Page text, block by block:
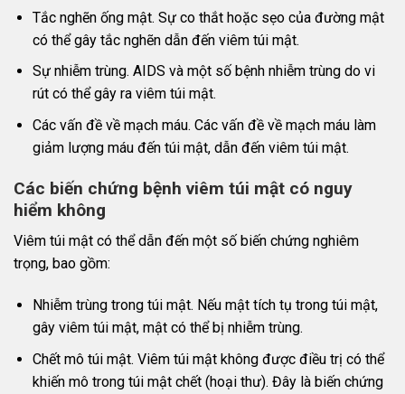
Tắc nghẽn ống mật. Sự co thắt hoặc sẹo của đường mật
có thể gây tắc nghẽn dẫn đến viêm túi mật.
Sự nhiễm trùng. AIDS và một số bệnh nhiễm trùng do vi
rút có thể gây ra viêm túi mật.
Các vấn đề về mạch máu. Các vấn đề về mạch máu làm
giảm lượng máu đến túi mật, dẫn đến viêm túi mật.
Các biến chứng bệnh viêm túi mật có nguy
hiểm không
Viêm túi mật có thể dẫn đến một số biến chứng nghiêm
trọng, bao gồm:
Nhiễm trùng trong túi mật. Nếu mật tích tụ trong túi mật,
gây viêm túi mật, mật có thể bị nhiễm trùng.
Chết mô túi mật. Viêm túi mật không được điều trị có thể
khiến mô trong túi mật chết (hoại thư). Đây là biến chứng